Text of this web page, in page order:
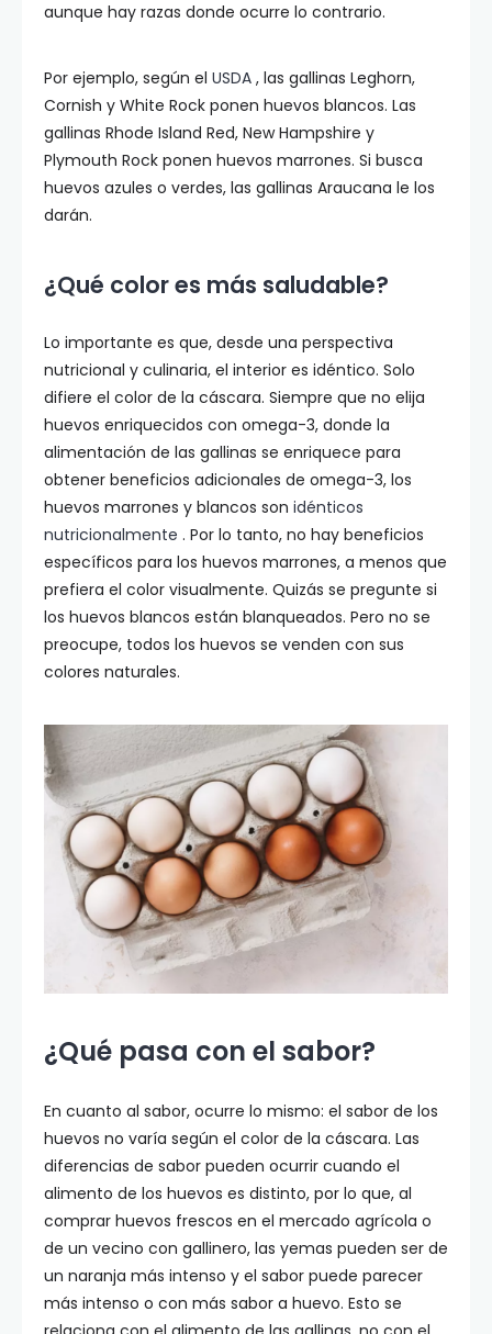
aunque hay razas donde ocurre lo contrario.
Por ejemplo, según el USDA , las gallinas Leghorn,
Cornish y White Rock ponen huevos blancos. Las
gallinas Rhode Island Red, New Hampshire y
Plymouth Rock ponen huevos marrones. Si busca
huevos azules o verdes, las gallinas Araucana le los
darán.
¿Qué color es más saludable?
Lo importante es que, desde una perspectiva
nutricional y culinaria, el interior es idéntico. Solo
difiere el color de la cáscara. Siempre que no elija
huevos enriquecidos con omega-3, donde la
alimentación de las gallinas se enriquece para
obtener beneficios adicionales de omega-3, los
huevos marrones y blancos son idénticos
nutricionalmente . Por lo tanto, no hay beneficios
específicos para los huevos marrones, a menos que
prefiera el color visualmente. Quizás se pregunte si
los huevos blancos están blanqueados. Pero no se
preocupe, todos los huevos se venden con sus
colores naturales.
¿Qué pasa con el sabor?
En cuanto al sabor, ocurre lo mismo: el sabor de los
huevos no varía según el color de la cáscara. Las
diferencias de sabor pueden ocurrir cuando el
alimento de los huevos es distinto, por lo que, al
comprar huevos frescos en el mercado agrícola o
de un vecino con gallinero, las yemas pueden ser de
un naranja más intenso y el sabor puede parecer
más intenso o con más sabor a huevo. Esto se